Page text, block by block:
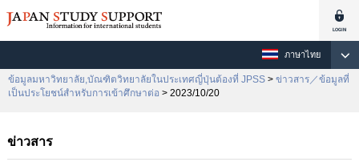
ภาษาไทย
ข้อมูลมหาวิทยาลัย,บัณฑิตวิทยาลัยในประเทศญี่ปุ่นต้องที่ JPSS > ข่าวสาร／ข้อมูลที่
เป็นประโยชน์สำหรับการเข้าศึกษาต่อ > 2023/10/20
ข่าวสาร